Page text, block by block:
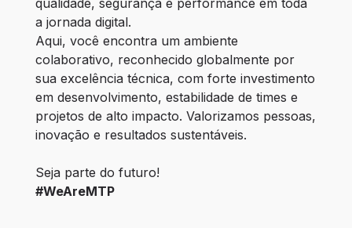
qualidade, segurança e performance em toda
a jornada digital.
Aqui, você encontra um ambiente
colaborativo, reconhecido globalmente por
sua excelência técnica, com forte investimento
em desenvolvimento, estabilidade de times e
projetos de alto impacto. Valorizamos pessoas,
inovação e resultados sustentáveis.
Seja parte do futuro!
#WeAreMTP